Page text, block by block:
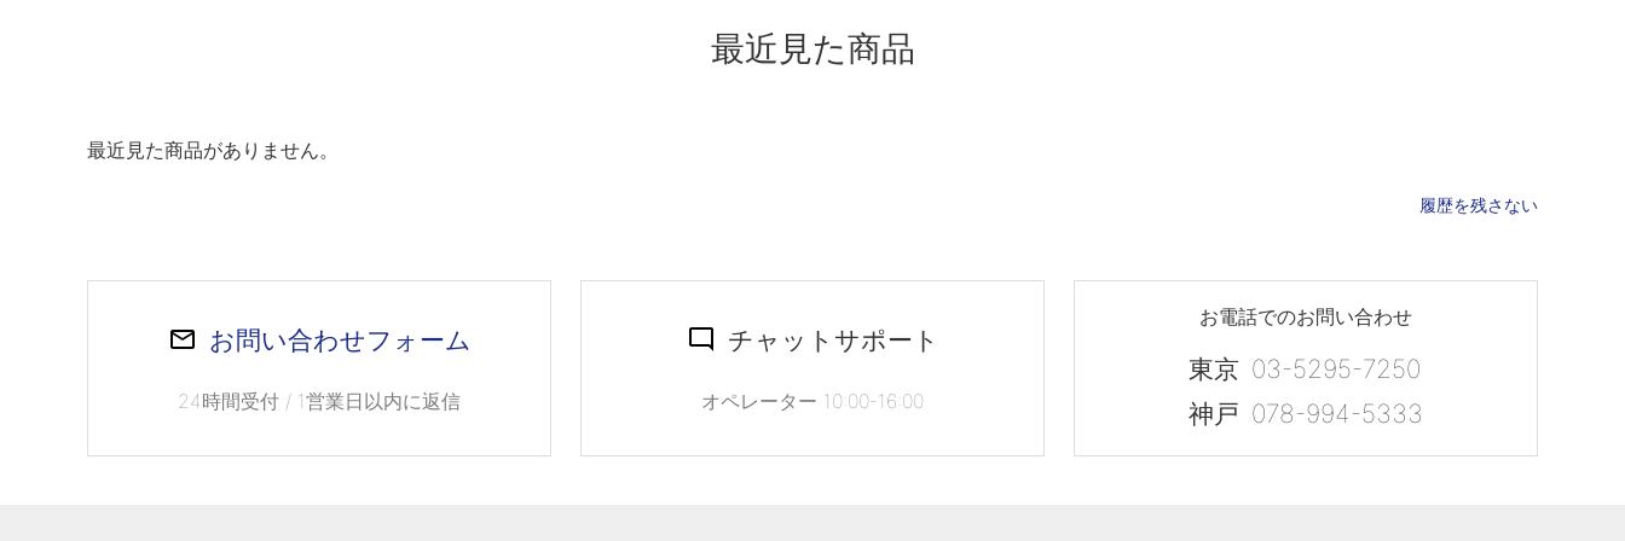
最近見た商品
最近見た商品がありません。
履歴を残さない
お問い合わせフォーム
24時間受付 / 1営業日以内に返信
チャットサポート
オペレーター 10:00-16:00
お電話でのお問い合わせ
東京 03-5295-7250
神戸 078-994-5333